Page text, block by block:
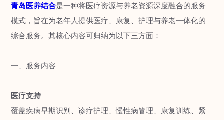
青岛医养结合是一种将医疗资源与养老资源深度融合的服务
模式，旨在为老年人提供医疗、康复、护理与养老一体化的
综合服务。其核心内容可归纳为以下三方面：
一、服务内容
‌医疗支持‌
覆盖疾病早期识别、诊疗护理、慢性病管理、康复训练、紧